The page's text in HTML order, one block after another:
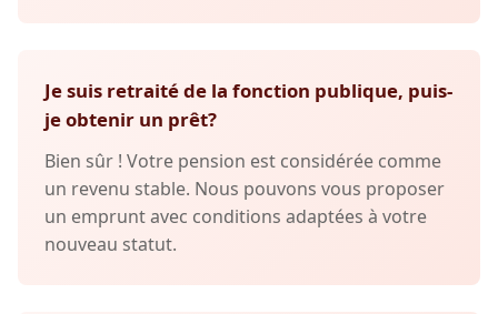
Je suis retraité de la fonction publique, puis-
je obtenir un prêt?
Bien sûr ! Votre pension est considérée comme
un revenu stable. Nous pouvons vous proposer
un emprunt avec conditions adaptées à votre
nouveau statut.